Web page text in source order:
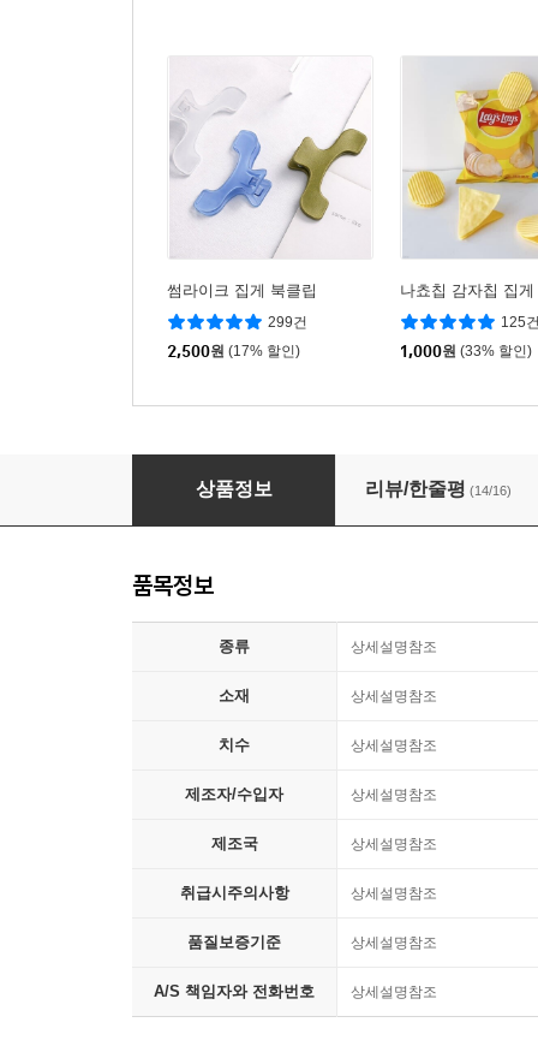
썸라이크 집게 북클립
299건
2,500원 (17% 할인)
나쵸칩 감자칩 집게
125
1,000원 (33% 할인)
(10켤레 SET) 국산양말 스포츠 스쿨 카바 단목
상품정보 리뷰/한줄평 (14/16)
품목정보
종류 상세설명참조
소재 상세설명참조
치수 상세설명참조
제조자/수입자 상세설명참조
제조국 상세설명참조
취급시주의사항 상세설명참조
품질보증기준 상세설명참조
A/S 책임자와 전화번호 상세설명참조